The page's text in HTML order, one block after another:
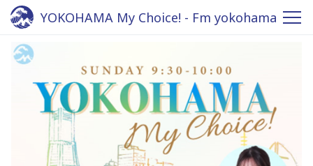
YOKOHAMA My Choice! - Fm yokohama